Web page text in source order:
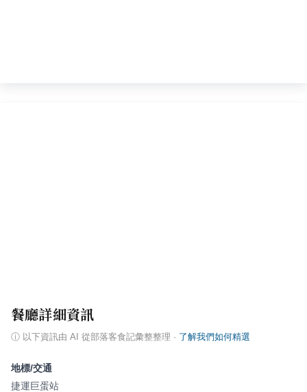
餐廳詳細資訊
ⓘ 以下資訊由 AI 從部落客食記彙整整理 · 了解我們如何精選
地標/交通
捷運巨蛋站